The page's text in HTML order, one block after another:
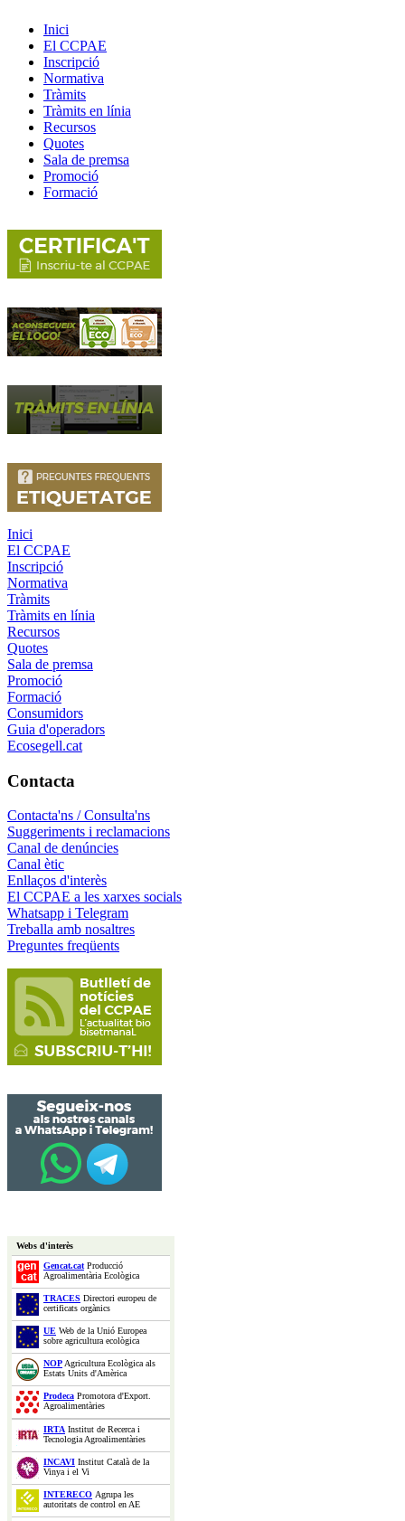
Inici
El CCPAE
Inscripció
Normativa
Tràmits
Tràmits en línia
Recursos
Quotes
Sala de premsa
Promoció
Formació
Inici
El CCPAE
Inscripció
Normativa
Tràmits
Tràmits en línia
Recursos
Quotes
Sala de premsa
Promoció
Formació
Consumidors
Guia d'operadors
Ecosegell.cat
Contacta
Contacta'ns / Consulta'ns
Suggeriments i reclamacions
Canal de denúncies
Canal ètic
Enllaços d'interès
El CCPAE a les xarxes socials
Whatsapp i Telegram
Treballa amb nosaltres
Preguntes freqüents
Webs d'interès
Gencat.catProducció
Agroalimentària Ecològica
TRACES Directori europeu de
certificats orgànics
UE Web de la Unió Europea
sobre agricultura ecològica
NOPAgricultura Ecològica als
Estats Units d'Amèrica
Prodeca Promotora d'Export.
Agroalimentàries
IRTA Institut de Recerca i
Tecnologia Agroalimentàries
INCAVI Institut Català de la
Vinya i el Vi
INTERECO Agrupa les
autoritats de control en AE